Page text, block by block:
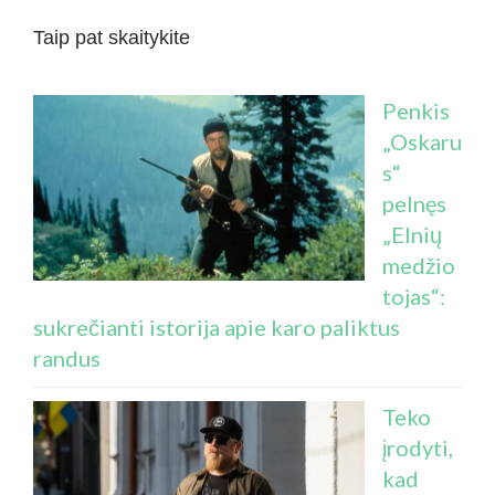
Taip pat skaitykite
Penkis
„Oskaru
s“
pelnęs
„Elnių
medžio
tojas“:
sukrečianti istorija apie karo paliktus
randus
Teko
įrodyti,
kad